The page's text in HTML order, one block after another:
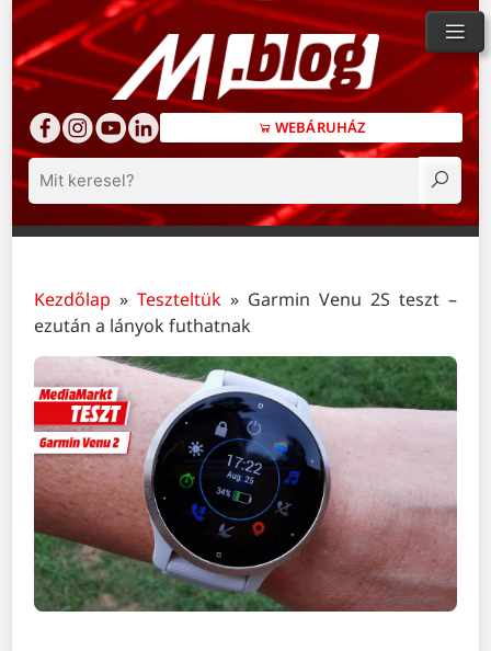
WEBÁRUHÁZ
Keresés
Kezdőlap »Teszteltük » Garmin Venu 2S teszt –
ezután a lányok futhatnak